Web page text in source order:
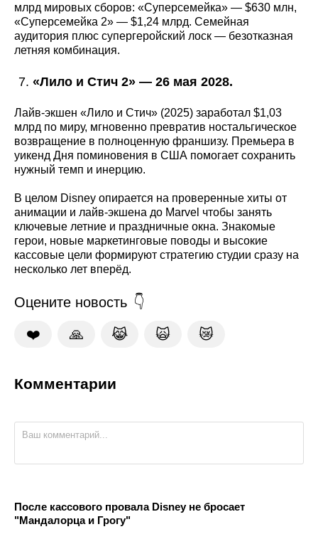
млрд мировых сборов: «Суперсемейка» — $630 млн,
«Суперсемейка 2» — $1,24 млрд. Семейная
аудитория плюс супергеройский лоск — безотказная
летняя комбинация.
«Лило и Стич 2» — 26 мая 2028.
Лайв-экшен «Лило и Стич» (2025) заработал $1,03
млрд по миру, мгновенно превратив ностальгическое
возвращение в полноценную франшизу. Премьера в
уикенд Дня поминовения в США помогает сохранить
нужный темп и инерцию.
В целом Disney опирается на проверенные хиты от
анимации и лайв-экшена до Marvel чтобы занять
ключевые летние и праздничные окна. Знакомые
герои, новые маркетинговые поводы и высокие
кассовые цели формируют стратегию студии сразу на
несколько лет вперёд.
Оцените новость
❤️ 🙏 😹 🙀 😿
Комментарии
После кассового провала Disney не бросает
"Мандалорца и Грогу"